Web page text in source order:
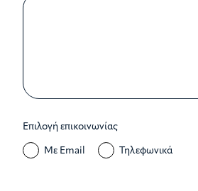
Επιλογή επικοινωνίας
Με Email Τηλεφωνικά